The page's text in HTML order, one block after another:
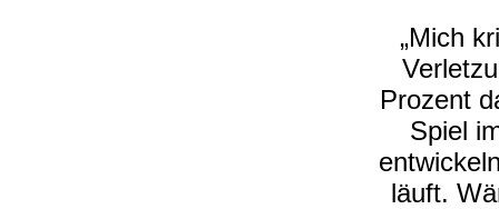
„Mich
Prozent
Spiel
läuft.